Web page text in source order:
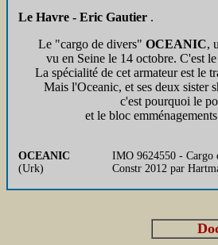
Le Havre - Eric Gautier .
Le "cargo de divers" OCEANIC,
vu en Seine le 14 octobre. C'est
La spécialité de cet armateur est le
Mais l'Oceanic, et ses deux sister
c'est pourquoi le
et le bloc
OCEANIC
(Urk)
IMO 9624550 - Cargo
Constr 2012 par